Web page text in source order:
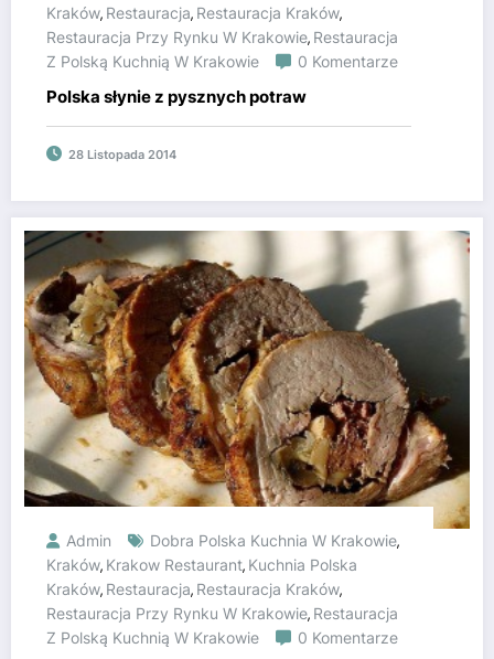
Kraków, Restauracja, Restauracja Kraków,
Restauracja Przy Rynku W Krakowie, Restauracja
Z Polską Kuchnią W Krakowie
0 Komentarze
Polska słynie z pysznych potraw
28 Listopada 2014
Admin Dobra Polska Kuchnia W Krakowie,
Kraków, Krakow Restaurant, Kuchnia Polska
Kraków, Restauracja, Restauracja Kraków,
Restauracja Przy Rynku W Krakowie, Restauracja
Z Polską Kuchnią W Krakowie
0 Komentarze